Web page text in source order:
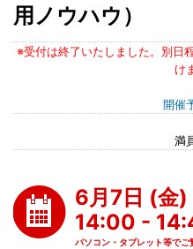
用ノウハウ）
※受付は終了いたしました。別日
け
開催
満
6月7日 (金)
14:00 -
パソコン・タブレット等でご